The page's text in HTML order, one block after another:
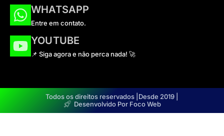
WHATSAPP
Entre em contato.
YOUTUBE
📌 Siga agora e não perca nada! 🚀
Todos os direitos reservados | Desde 2019 |
Desenvolvido Por Foco Web